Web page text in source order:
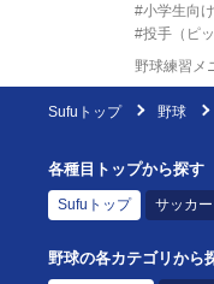
#小学生向け
#投手（ピッ
野球練習メ
Sufuトップ 野球
各種目トップから探す
Sufuトップ サッカー
野球の各カテゴリから